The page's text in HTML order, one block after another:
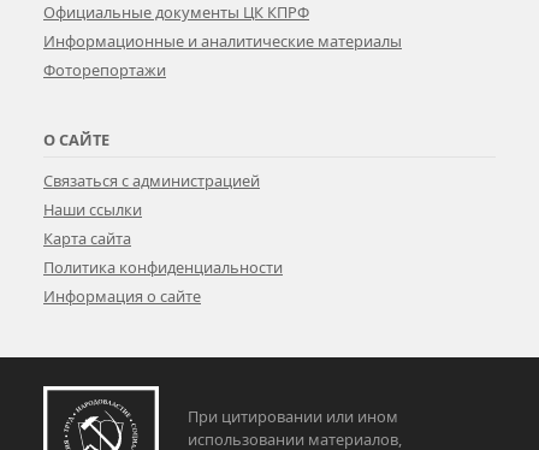
Официальные документы ЦК КПРФ
Информационные и аналитические материалы
Фоторепортажи
О САЙТЕ
Связаться с администрацией
Наши ссылки
Карта сайта
Политика конфиденциальности
Информация о сайте
При цитировании или ином
использовании материалов,